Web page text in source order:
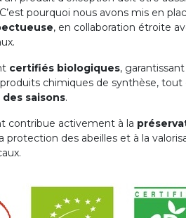
pourquoi nous avons mis en
, en collaboration étroite
certifiés biologiques,
chimiques de synthèse, tout
saisons.
contribue activement à la
protection des abeilles et à la